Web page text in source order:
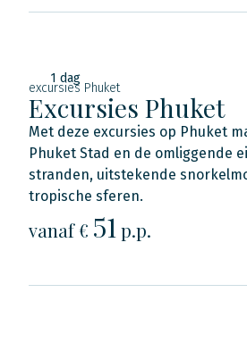
1 dag
excursies Phuket
Excursies Phuket
Met deze excursies op Phuket
Phuket Stad en de omliggende
stranden, uitstekende
tropische sferen.
vanaf € 51p.p.